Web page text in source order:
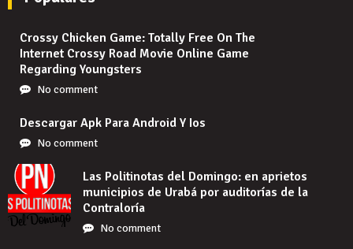
Crossy Chicken Game: Totally Free On The
Internet Crossy Road Movie Online Game
Regarding Youngsters
No comment
Descargar Apk Para Android Y Ios
No comment
Las Politinotas del Domingo: en aprietos
municipios de Urabá por auditorías de la
Contraloría
No comment